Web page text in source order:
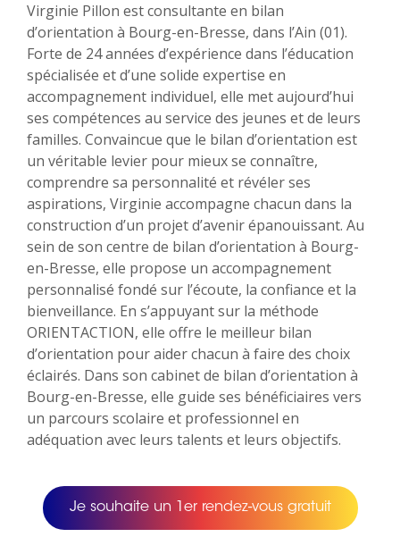
Virginie Pillon est consultante en bilan
d’orientation à Bourg-en-Bresse, dans l’Ain (01).
Forte de 24 années d’expérience dans l’éducation
spécialisée et d’une solide expertise en
accompagnement individuel, elle met aujourd’hui
ses compétences au service des jeunes et de leurs
familles. Convaincue que le bilan d’orientation est
un véritable levier pour mieux se connaître,
comprendre sa personnalité et révéler ses
aspirations, Virginie accompagne chacun dans la
construction d’un projet d’avenir épanouissant. Au
sein de son centre de bilan d’orientation à Bourg-
en-Bresse, elle propose un accompagnement
personnalisé fondé sur l’écoute, la confiance et la
bienveillance. En s’appuyant sur la méthode
ORIENTACTION, elle offre le meilleur bilan
d’orientation pour aider chacun à faire des choix
éclairés. Dans son cabinet de bilan d’orientation à
Bourg-en-Bresse, elle guide ses bénéficiaires vers
un parcours scolaire et professionnel en
adéquation avec leurs talents et leurs objectifs.
Je souhaite un 1er rendez-vous gratuit